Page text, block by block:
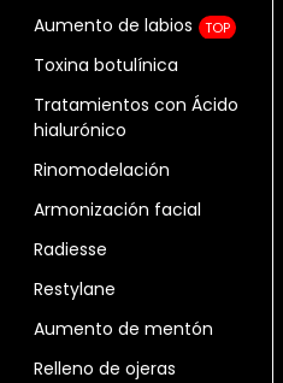
Aumento de labios
TOP
Toxina botulínica
Tratamientos con Ácido
hialurónico
Rinomodelación
Armonización facial
Radiesse
Restylane
Aumento de mentón
Relleno de ojeras